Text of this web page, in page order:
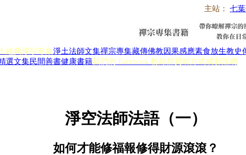
主站： 七
經典淨宗專集淨土法師文集禪宗專集藏傳佛教因果感應素食放生教史
選文集民間善書健康書籍我們的 Facebook 粉絲群贊助方式戒邪淫網
淨空法師法語（一）
如何才能修福報修得財源滾滾？